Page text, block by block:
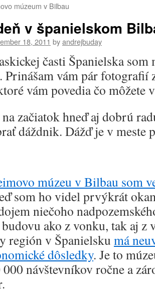
múzeum v Bilbau
v španielskom
18, 2011 byandrejbuday
časti Španielska som
Prinášam vám pár
vám povedia čo môžete
začiatok hneď aj dobrú
dáždnik. Dážď je v meste
múzeu v Bilbau som
som ho videl prvýkrát
niečoho
ako z vonku, tak aj z
región v Španielsku má
dôsledky. Je to
návštevníkov ročne a